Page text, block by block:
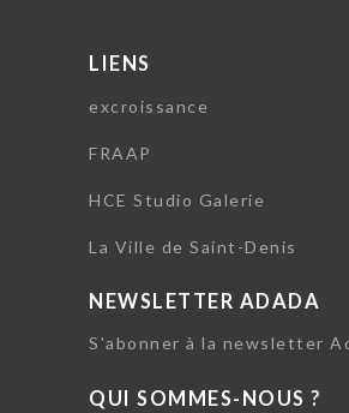
LIENS
excroissance
FRAAP
HCE Studio Galerie
La Ville de Saint-Denis
NEWSLETTER ADADA
S'abonner à la newsletter
QUI SOMMES-NOUS ?